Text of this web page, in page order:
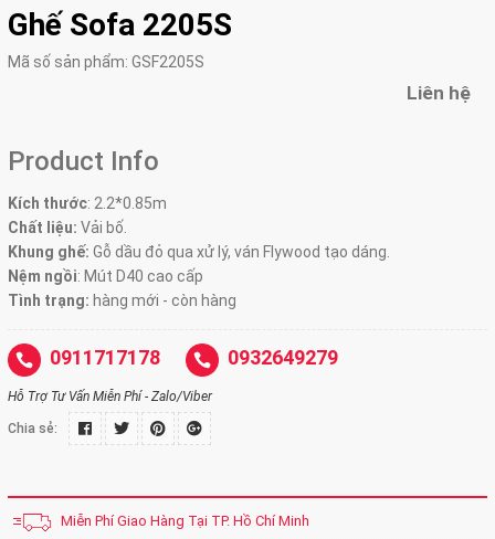
Ghế Sofa 2205S
Mã số sản phẩm: GSF2205S
Liên hệ
Product Info
Kích thước: 2.2*0.85m
Chất liệu: Vải bố.
Khung ghế: Gỗ dầu đỏ qua xử lý, ván Flywood tạo dáng.
Nệm ngồi: Mút D40 cao cấp
Tình trạng: hàng mới - còn hàng
0911717178 0932649279
Hỗ Trợ Tư Vấn Miễn Phí - Zalo/Viber
Chia sẻ:
Miễn Phí Giao Hàng Tại TP. Hồ Chí Minh